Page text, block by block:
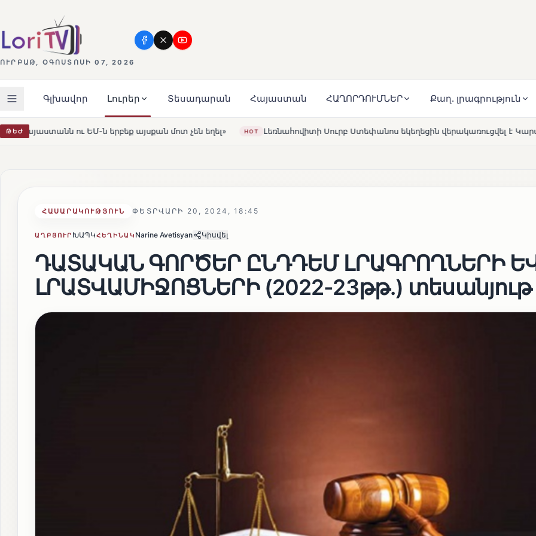
ՈՒՐԲԱԹ, ՕԳՈՍՏՈՍԻ 07, 2026
Գլխավոր Լուրեր Տեսադարան Հայաստան ՀԱՂՈՐԴՈՒՄՆԵՐ Քաղ. լրագրություն
ԹԵԺ մոտ չեն եղել» HOT Լեռնահովիտի Սուրբ Ստեփանոս եկեղեցին վերակառուցվել է Կարապետյան ընտանիքի
ՀԱՍԱՐԱԿՈՒԹՅՈՒՆ ՓԵՏՐՎԱՐԻ 20, 2024, 18:45
ԱՂԲՅՈՒՐ ԽԱՊԿՀԵՂԻՆԱԿ Narine Avetisyan Կիսվել
ԴԱՏԱԿԱՆ ԳՈՐԾԵՐ ԸՆԴԴԵՄ ԼՐԱԳՐՈՂՆԵՐԻ
ԼՐԱՏՎԱՄԻՋՈՑՆԵՐԻ (2022-23թթ.) տեսանյութ